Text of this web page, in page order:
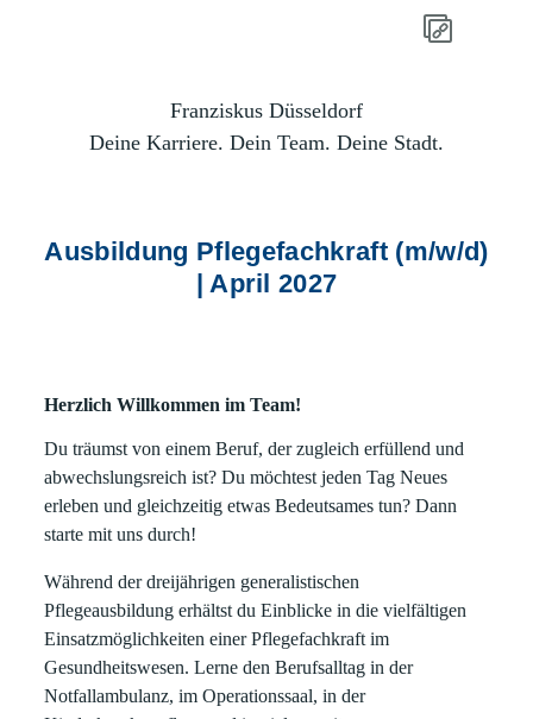
Franziskus Düsseldorf
Deine Karriere. Dein Team. Deine Stadt.
Ausbildung Pflegefachkraft (m/w/d)
| April 2027
Herzlich Willkommen im Team!
Du träumst von einem Beruf, der zugleich erfüllend und
abwechslungsreich ist? Du möchtest jeden Tag Neues
erleben und gleichzeitig etwas Bedeutsames tun? Dann
starte mit uns durch!
Während der dreijährigen generalistischen
Pflegeausbildung erhältst du Einblicke in die vielfältigen
Einsatzmöglichkeiten einer Pflegefachkraft im
Gesundheitswesen. Lerne den Berufsalltag in der
Notfallambulanz, im Operationssaal, in der